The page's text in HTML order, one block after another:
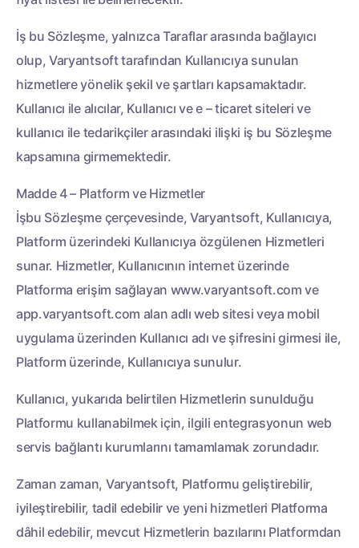
İş bu Sözleşme, yalnızca Taraflar arasında bağlayıcı
olup, Varyantsoft tarafından Kullanıcıya sunulan
hizmetlere yönelik şekil ve şartları kapsamaktadır.
Kullanıcı ile alıcılar, Kullanıcı ve e – ticaret siteleri ve
kullanıcı ile tedarikçiler arasındaki ilişki iş bu Sözleşme
kapsamına girmemektedir.
Madde 4 – Platform ve Hizmetler
İşbu Sözleşme çerçevesinde, Varyantsoft, Kullanıcıya,
Platform üzerindeki Kullanıcıya özgülenen Hizmetleri
sunar. Hizmetler, Kullanıcının internet üzerinde
Platforma erişim sağlayan www.varyantsoft.com ve
app.varyantsoft.com alan adlı web sitesi veya mobil
uygulama üzerinden Kullanıcı adı ve şifresini girmesi ile,
Platform üzerinde, Kullanıcıya sunulur.
Kullanıcı, yukarıda belirtilen Hizmetlerin sunulduğu
Platformu kullanabilmek için, ilgili entegrasyonun web
servis bağlantı kurumlarını tamamlamak zorundadır.
Zaman zaman, Varyantsoft, Platformu geliştirebilir,
iyileştirebilir, tadil edebilir ve yeni hizmetleri Platforma
dâhil edebilir, mevcut Hizmetlerin bazılarını Platformdan